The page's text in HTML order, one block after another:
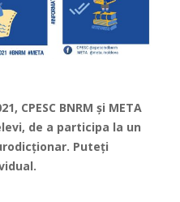
, CPESC BNRM și META
de a participa la un
Puteți